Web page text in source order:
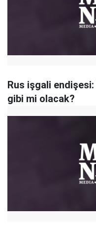
Rus işgali
gibi mi olacak?